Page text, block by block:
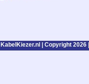
KabelKiezer.nl | Copyright 2026